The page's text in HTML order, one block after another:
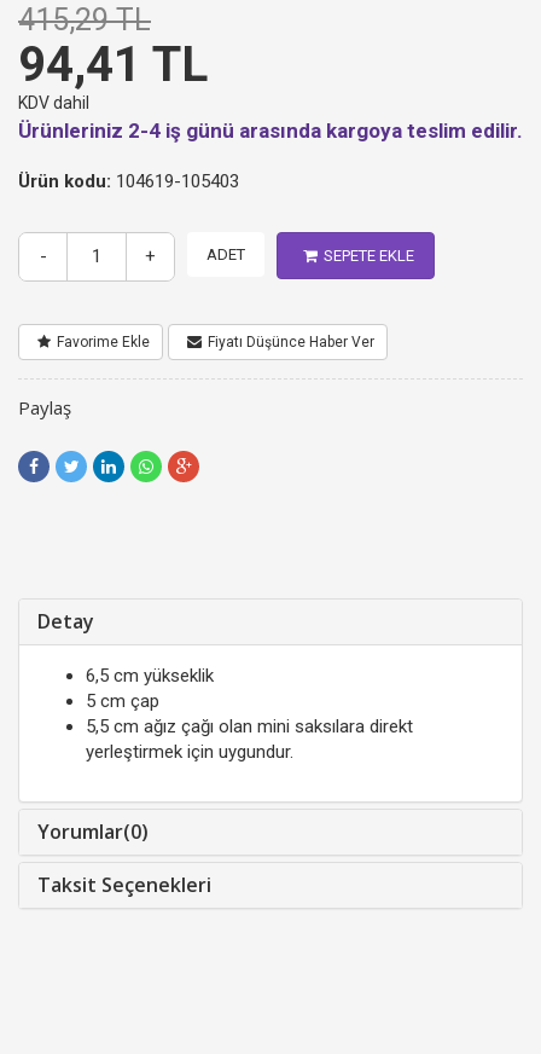
415,29 TL
94,41 TL
KDV dahil
Ürünleriniz 2-4 iş günü arasında kargoya teslim edilir.
Ürün kodu: 104619-105403
- + ADET SEPETE EKLE
Favorime Ekle Fiyatı Düşünce Haber Ver
Paylaş
Detay
6,5 cm yükseklik
5 cm çap
5,5 cm ağız çağı olan mini saksılara direkt
yerleştirmek için uygundur.
Yorumlar(0)
Taksit Seçenekleri